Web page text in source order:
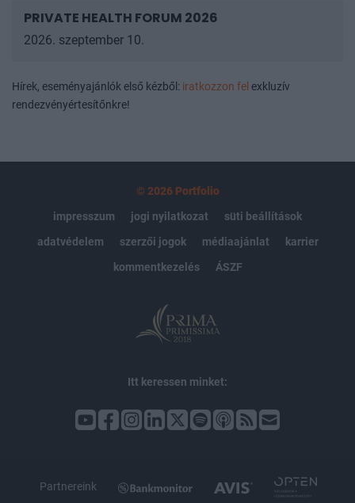
PRIVATE HEALTH FORUM 2026
Hírek, eseményajánlók első kézből: